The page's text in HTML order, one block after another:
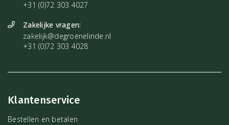
+31 (0)72 303 4027
Zakelijke vragen:
zakelijk@degroenelinde.nl
+31 (0)72 303 4028
Klantenservice
Bestellen en betalen